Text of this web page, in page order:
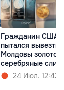
Гражданин США
пытался вывезти
Молдовы золотой
серебряные
24 Июл. 12:43